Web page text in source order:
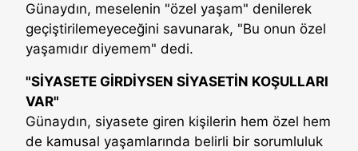
Günaydın, meselenin "özel yaşam" denilerek
geçiştirilemeyeceğini savunarak, "Bu onun özel
yaşamıdır diyemem" dedi.
"SİYASETE GİRDİYSEN SİYASETİN KOŞULLARI
VAR"
Günaydın, siyasete giren kişilerin hem özel hem
de kamusal yaşamlarında belirli bir sorumluluk